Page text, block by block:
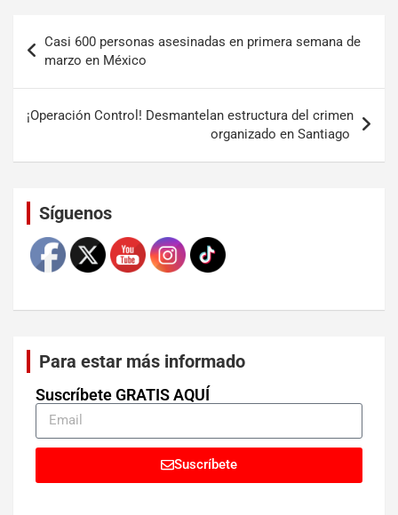
Casi 600 personas asesinadas en primera semana de
marzo en México
¡Operación Control! Desmantelan estructura del crimen
organizado en Santiago
Síguenos
Para estar más informado
Suscríbete GRATIS AQUÍ
Suscríbete